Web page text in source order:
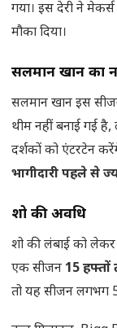
गया। इस देरी ने
मौका दिया।
सलमान खान का
सलमान खान इस
थीम नहीं बनाई गई
दर्शकों को एंटरटेन
भागीदारी पहले से
शो की अवधि
शो की लंबाई को
एक सीजन 15
तो यह सीजन लगभग